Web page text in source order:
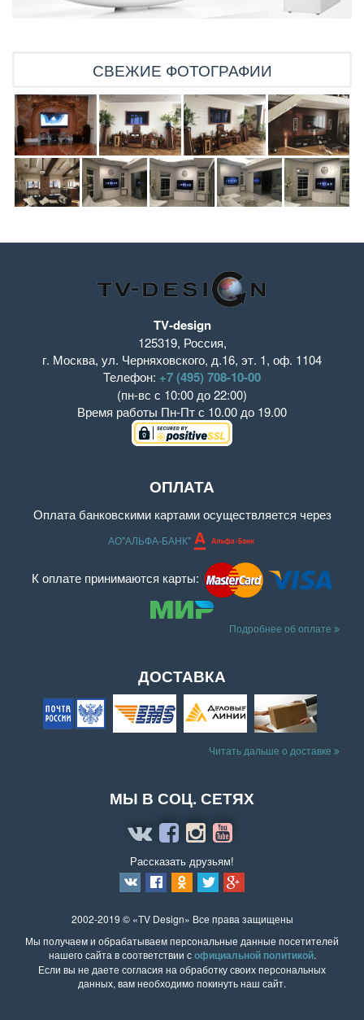
СВЕЖИЕ ФОТОГРАФИИ
TV-design
125319, Россия,
г. Москва, ул. Черняховского, д.16, эт. 1, оф. 1104
Телефон: +7 (495) 708-10-00
(пн-вс с 10:00 до 22:00)
Время работы Пн-Пт с 10.00 до 19.00
ОПЛАТА
Оплата банковскими картами осуществляется через
АО"АЛЬФА-БАНК"
К оплате принимаются карты:
Подробнее об оплате
ДОСТАВКА
Читать дальше о доставке
МЫ В СОЦ. СЕТЯХ
Рассказать друзьям!
2002-2019 © «TV Design» Все права защищены
Мы получаем и обрабатываем персональные данные посетителей
нашего сайта в соответствии софициальной политикой.
Если вы не даете согласия на обработку своих персональных
данных, вам необходимо покинуть наш сайт.